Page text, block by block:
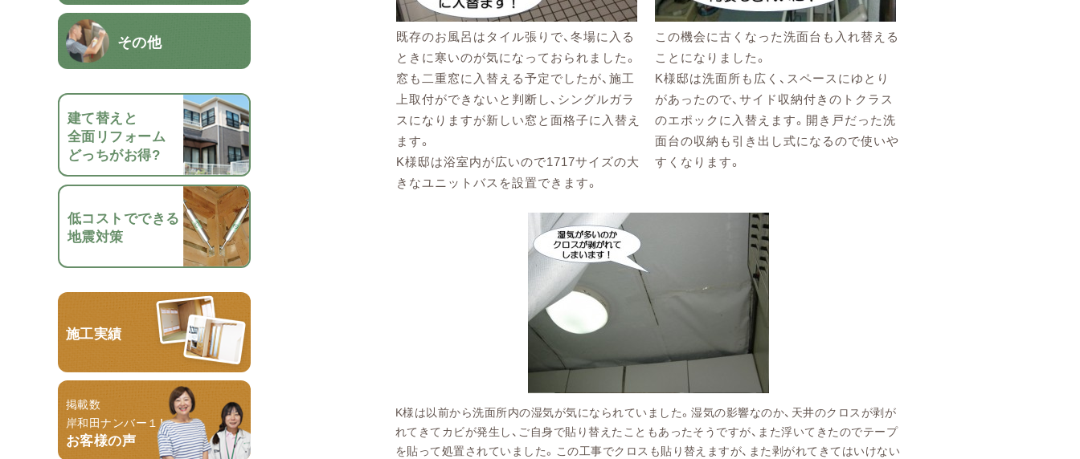
その他
建て替えと
全面リフォーム
どっちがお得?
低コストでできる
地震対策
施工実績
掲載数
岸和田ナンバー１！
お客様の声
既存のお風呂はタイル張りで、冬場に入る
ときに寒いのが気になっておられました。
窓も二重窓に入替える予定でしたが、施工
上取付ができないと判断し、シングルガラ
スになりますが新しい窓と面格子に入替え
ます。
K様邸は浴室内が広いので1717サイズの大
きなユニットバスを設置できます。
この機会に古くなった洗面台も入れ替える
ことになりました。
K様邸は洗面所も広く、スペースにゆとり
があったので、サイド収納付きのトクラス
のエポックに入替えます。開き戸だった洗
面台の収納も引き出し式になるので使いや
すくなります。
K様は以前から洗面所内の湿気が気になられていました。湿気の影響なのか、天井のクロスが剥が
れてきてカビが発生し、ご自身で貼り替えたこともあったそうですが、また浮いてきたのでテープ
を貼って処置されていました。この工事でクロスも貼り替えますが、また剥がれてきてはいけない